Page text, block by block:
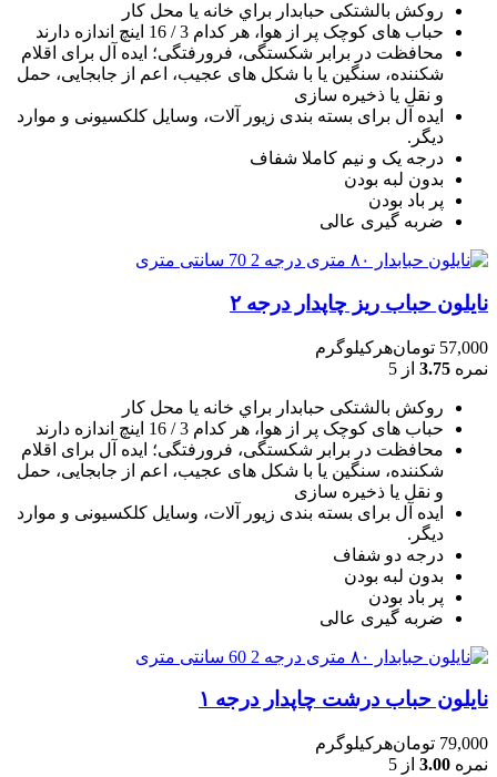
روکش بالشتکی حبابدار براي خانه يا محل کار
حباب های کوچک پر از هوا، هر کدام 3 / 16 اينچ اندازه دارند
محافظت در برابر شکستگی، فرورفتگی؛ ايده آل برای اقلام
شکننده، سنگين يا با شکل های عجيب، اعم از جابجايی، حمل
و نقل يا ذخيره سازی
ایده آل برای بسته بندی زیور آلات، وسایل کلکسیونی و موارد
دیگر.
درجه یک و نیم کاملا شفاف
بدون لبه بودن
پر باد بودن
ضربه گیری عالی
نایلون حباب ریز چاپدار درجه ۲
57,000 تومانهرکیلوگرم
نمره 3.75 از 5
روکش بالشتکی حبابدار براي خانه يا محل کار
حباب های کوچک پر از هوا، هر کدام 3 / 16 اينچ اندازه دارند
محافظت در برابر شکستگی، فرورفتگی؛ ايده آل برای اقلام
شکننده، سنگين يا با شکل های عجيب، اعم از جابجايی، حمل
و نقل يا ذخيره سازی
ایده آل برای بسته بندی زیور آلات، وسایل کلکسیونی و موارد
دیگر.
درجه دو شفاف
بدون لبه بودن
پر باد بودن
ضربه گیری عالی
نایلون حباب درشت چاپدار درجه ۱
79,000 تومانهرکیلوگرم
نمره 3.00 از 5